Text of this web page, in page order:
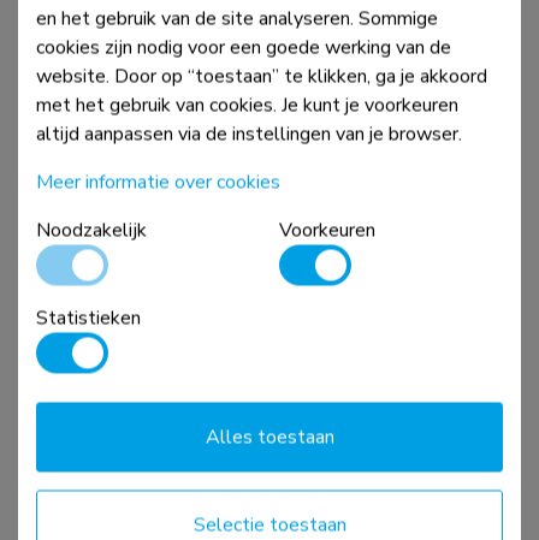
WL40S-910BL16
TV-pilaarsteun 40-70" - full motion - diam. 25-100 cm
en het gebruik van de site analyseren. Sommige
cookies zijn nodig voor een goede werking van de
website. Door op “toestaan” te klikken, ga je akkoord
met het gebruik van cookies. Je kunt je voorkeuren
altijd aanpassen via de instellingen van je browser.
Meer informatie over cookies
Noodzakelijk
Voorkeuren
Statistieken
Selectie toestaan
Alles toestaan